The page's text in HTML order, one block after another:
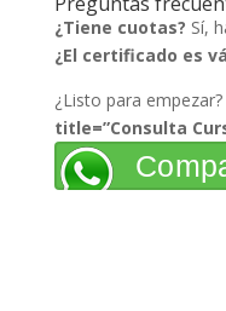
¿Tiene cuotas? Sí,
¿El certificado es
¿Listo para empezar?
title=”Consulta